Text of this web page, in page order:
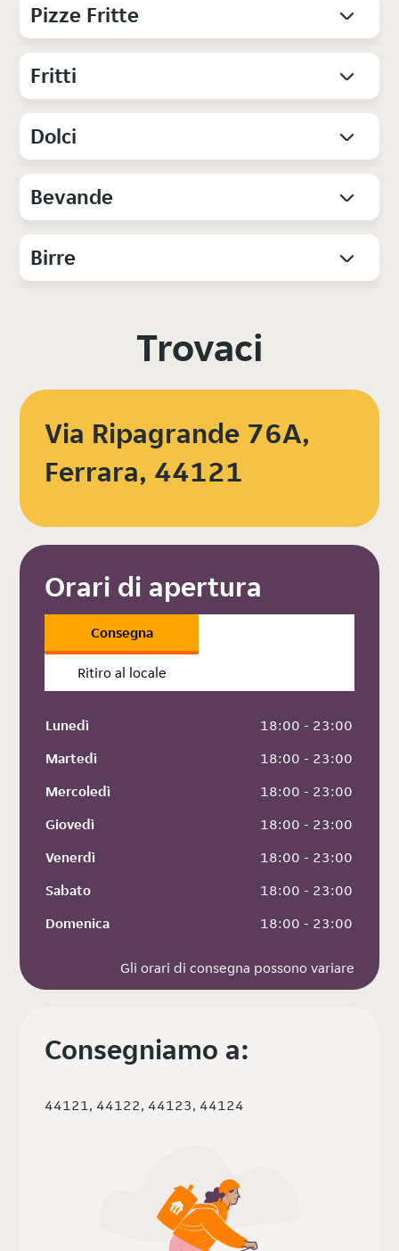
Pizze Fritte
Fritti
Dolci
Bevande
Birre
Trovaci
Via Ripagrande 76A,
Ferrara, 44121
Orari di apertura
Consegna
Ritiro al locale
Lunedì
18:00 - 23:00
Martedì
18:00 - 23:00
Mercoledì
18:00 - 23:00
Giovedì
18:00 - 23:00
Venerdì
18:00 - 23:00
Sabato
18:00 - 23:00
Domenica
18:00 - 23:00
Gli orari di consegna possono variare
Consegniamo a:
44121, 44122, 44123, 44124